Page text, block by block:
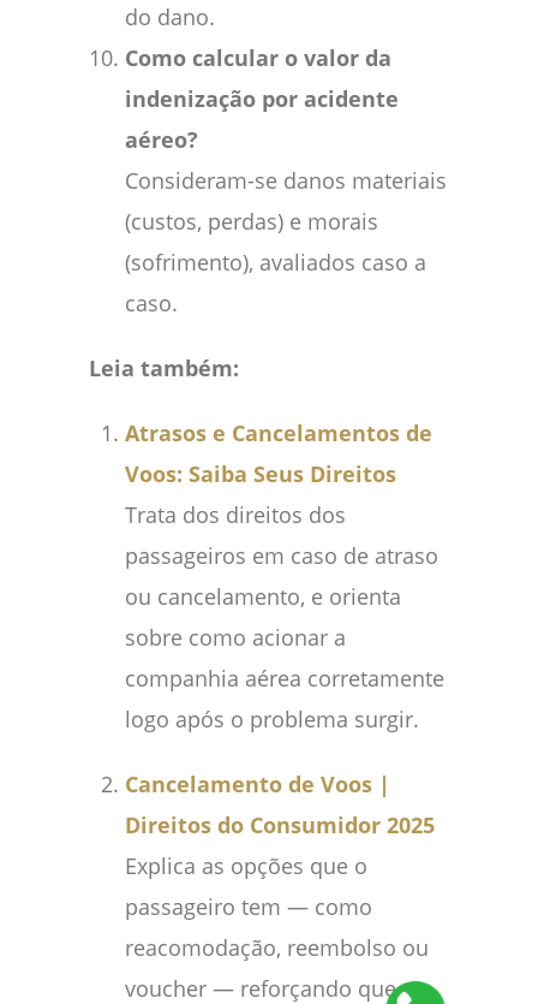
do dano.
Como calcular o valor da
indenização por acidente
aéreo?
Consideram-se danos materiais
(custos, perdas) e morais
(sofrimento), avaliados caso a
caso.
Leia também:
Atrasos e Cancelamentos de
Voos: Saiba Seus Direitos
Trata dos direitos dos
passageiros em caso de atraso
ou cancelamento, e orienta
sobre como acionar a
companhia aérea corretamente
logo após o problema surgir.
Cancelamento de Voos |
Direitos do Consumidor 2025
Explica as opções que o
passageiro tem — como
reacomodação, reembolso ou
voucher — reforçando que o